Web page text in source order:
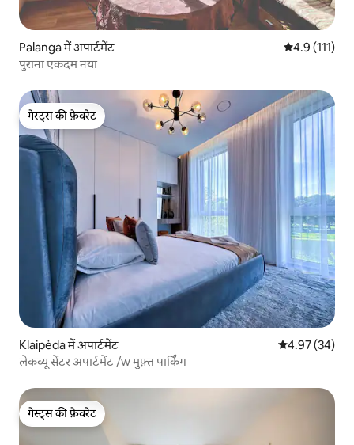
Palanga में अपार्टमेंट औसत रेटिंग 5 में
4.9 (111)
पुराना एकदम नया
गेस्ट्स की फ़ेवरेट
गेस्ट्स की फ़ेवरेट
Klaipėda में अपार्टमेंट औसत रेटिंग 5 में
4.97 (34)
लेकव्यू सेंटर अपार्टमेंट /w मुफ़्त पार्किंग
गेस्ट्स की फ़ेवरेट
गेस्ट्स की फ़ेवरेट